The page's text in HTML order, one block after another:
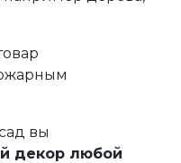
вы
декор любой